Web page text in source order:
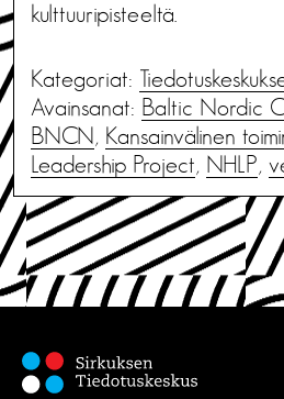
kulttuuripisteeltä.
Kategoriat:
Avainsanat: Baltic Nordic
BNCN, Kansainvälinen
Leadership Project, NHLP,